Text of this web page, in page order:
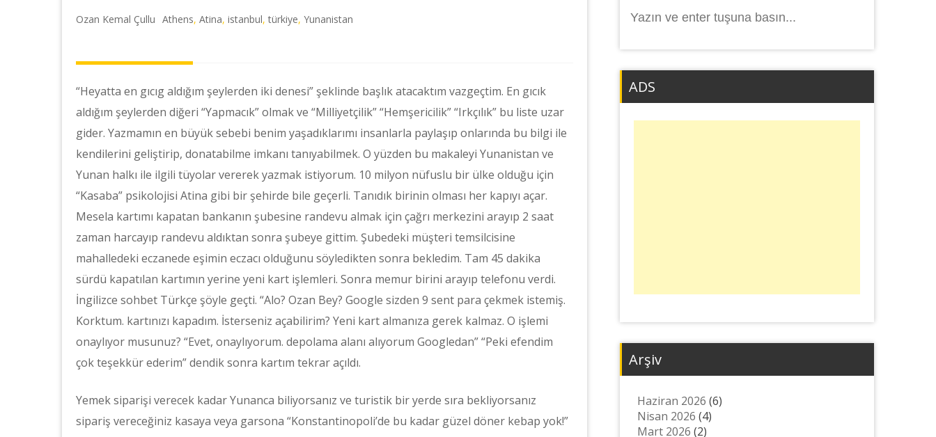
Ozan Kemal Çullu Athens, Atina, istanbul,türkiye, Yunanistan
“Heyatta en gıcıg aldığım şeylerden iki denesi” şeklinde başlık atacaktım vazgeçtim. En gıcık
aldığım şeylerden diğeri “Yapmacık” olmak ve “Milliyetçilik” “Hemşericilik” “Irkçılık” bu liste uzar
gider. Yazmamın en büyük sebebi benim yaşadıklarımı insanlarla paylaşıp onlarında bu bilgi ile
kendilerini geliştirip, donatabilme imkanı tanıyabilmek. O yüzden bu makaleyi Yunanistan ve
Yunan halkı ile ilgili tüyolar vererek yazmak istiyorum. 10 milyon nüfuslu bir ülke olduğu için
“Kasaba” psikolojisi Atina gibi bir şehirde bile geçerli. Tanıdık birinin olması her kapıyı açar.
Mesela kartımı kapatan bankanın şubesine randevu almak için çağrı merkezini arayıp 2 saat
zaman harcayıp randevu aldıktan sonra şubeye gittim. Şubedeki müşteri temsilcisine
mahalledeki eczanede eşimin eczacı olduğunu söyledikten sonra bekledim. Tam 45 dakika
sürdü kapatılan kartımın yerine yeni kart işlemleri. Sonra memur birini arayıp telefonu verdi.
İngilizce sohbet Türkçe şöyle geçti. “Alo? Ozan Bey? Google sizden 9 sent para çekmek istemiş.
Korktum. kartınızı kapadım. İsterseniz açabilirim? Yeni kart almanıza gerek kalmaz. O işlemi
onaylıyor musunuz? “Evet, onaylıyorum. depolama alanı alıyorum Googledan” “Peki efendim
çok teşekkür ederim” dendik sonra kartım tekrar açıldı.
Yemek siparişi verecek kadar Yunanca biliyorsanız ve turistik bir yerde sıra bekliyorsanız
sipariş vereceğiniz kasaya veya garsona “Konstantinopoli’de bu kadar güzel döner kebap yok!”
yap:
ADS
Arşiv
Haziran 2026 (6)
Nisan 2026 (4)
Mart 2026 (2)